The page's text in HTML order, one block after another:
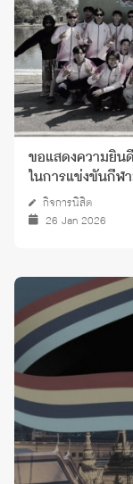
ขอแสดงความยิน
ในการแข่งขันกีฬ
กิจการนิสิต
26 Jan 2026